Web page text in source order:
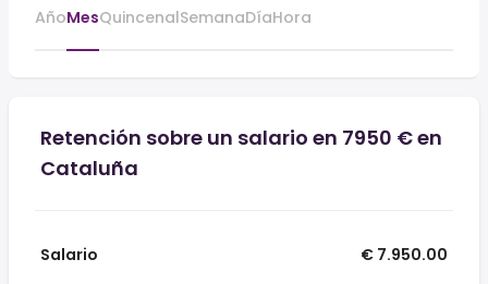
AñoMesQuincenalSemanaDíaHora
Retención sobre un salario en 7950 € en
Cataluña
Salario
€ 7.950.00